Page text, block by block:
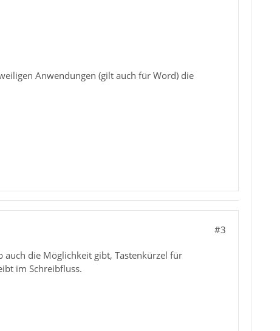
Anwendungen (gilt auch für Word) die
#3
die Möglichkeit gibt, Tastenkürzel für
im Schreibfluss.